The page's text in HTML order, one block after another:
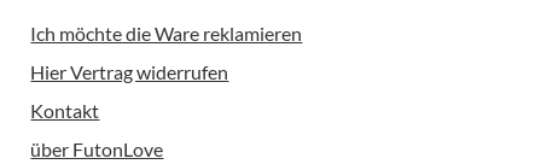
Ich möchte die Ware reklamieren
Hier Vertrag widerrufen
Kontakt
über FutonLove